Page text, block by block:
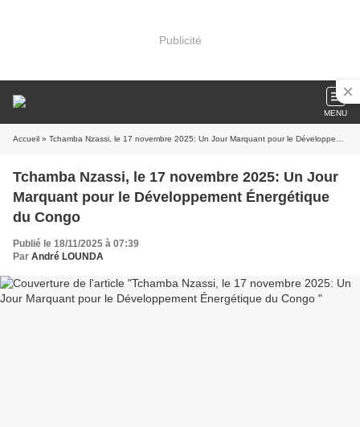
Publicité
MENU
Accueil » Tchamba Nzassi, le 17 novembre 2025: Un Jour Marquant pour le Développement Énergétique du Congo
Tchamba Nzassi, le 17 novembre 2025: Un Jour
Marquant pour le Développement Énergétique
du Congo
Publié le 18/11/2025 à 07:39
Par André LOUNDA